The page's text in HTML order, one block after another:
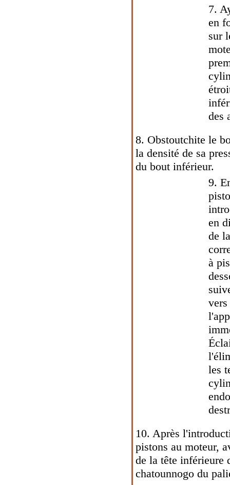
7.
en
sur
des
8. Obstoutchite le
la densité de sa
du bout inférieur.
9.
en
de
à
vers
les
10. Après
pistons au moteur,
de la tête
chatounnogo du